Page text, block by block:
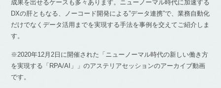
成果を出せるケースも多々あります。ニューノーマル時代に加速する
DXの肝ともなる、ノーコード開発による”データ連携”で、業務自動化
だけでなくデータ活用までを実現する手法を事例を交えてご紹介しま
す。
※2020年12月2日に開催された「ニューノーマル時代の新しい働き方
を実現する「RPA/AI」」のアステリアセッションのアーカイブ動画
です。